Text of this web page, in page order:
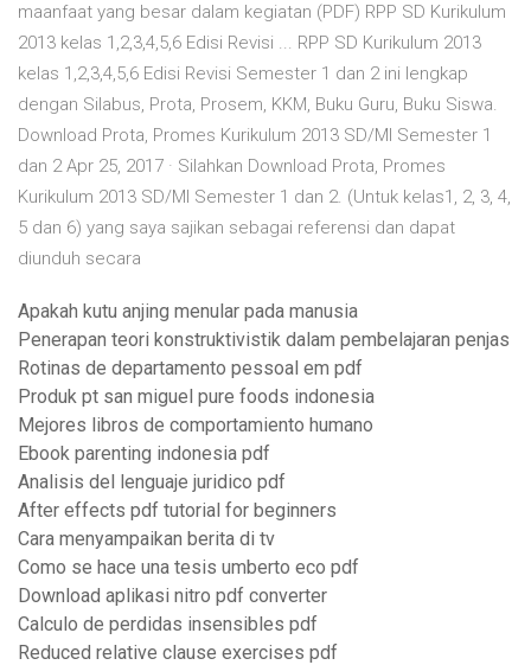
maanfaat yang besar dalam kegiatan (PDF) RPP SD Kurikulum
2013 kelas 1,2,3,4,5,6 Edisi Revisi ... RPP SD Kurikulum 2013
kelas 1,2,3,4,5,6 Edisi Revisi Semester 1 dan 2 ini lengkap
dengan Silabus, Prota, Prosem, KKM, Buku Guru, Buku Siswa.
Download Prota, Promes Kurikulum 2013 SD/MI Semester 1
dan 2 Apr 25, 2017 · Silahkan Download Prota, Promes
Kurikulum 2013 SD/MI Semester 1 dan 2. (Untuk kelas1, 2, 3, 4,
5 dan 6) yang saya sajikan sebagai referensi dan dapat
diunduh secara
Apakah kutu anjing menular pada manusia
Penerapan teori konstruktivistik dalam pembelajaran penjas
Rotinas de departamento pessoal em pdf
Produk pt san miguel pure foods indonesia
Mejores libros de comportamiento humano
Ebook parenting indonesia pdf
Analisis del lenguaje juridico pdf
After effects pdf tutorial for beginners
Cara menyampaikan berita di tv
Como se hace una tesis umberto eco pdf
Download aplikasi nitro pdf converter
Calculo de perdidas insensibles pdf
Reduced relative clause exercises pdf